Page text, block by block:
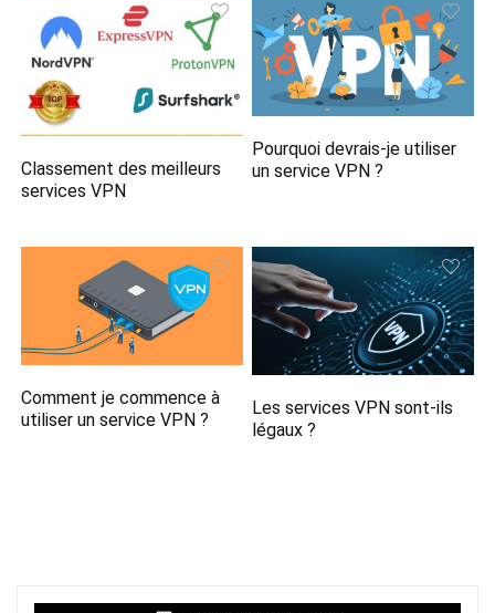
Classement des meilleurs
services VPN
Pourquoi devrais-je utiliser
un service VPN ?
Comment je commence à
utiliser un service VPN ?
Les services VPN sont-ils
légaux ?